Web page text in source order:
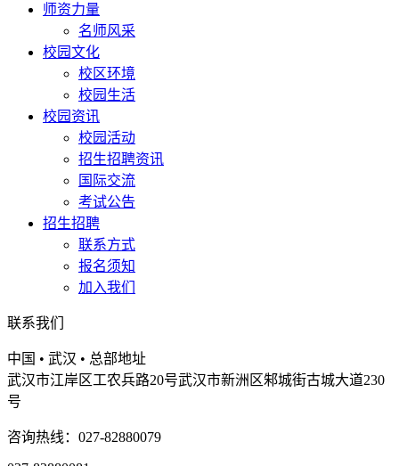
师资力量
名师风采
校园文化
校区环境
校园生活
校园资讯
校园活动
招生招聘资讯
国际交流
考试公告
招生招聘
联系方式
报名须知
加入我们
联系我们
中国 • 武汉 • 总部地址
武汉市江岸区工农兵路20号武汉市新洲区邾城街古城大道230
号
咨询热线：027-82880079